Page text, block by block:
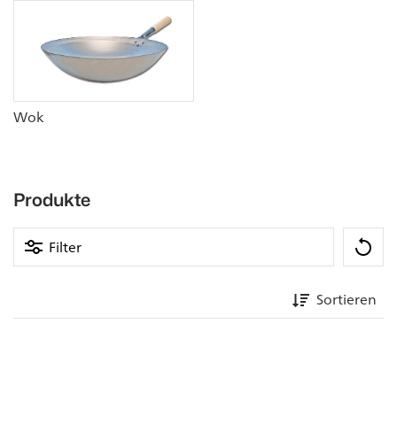
Wok
Produkte
Filter
Sortieren